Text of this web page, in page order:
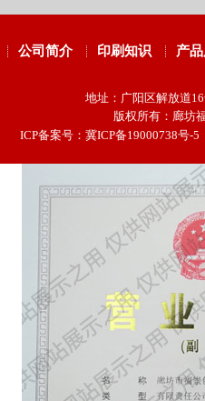
公司简介 印刷知识 产
地址：广阳区解放道
版权所有：廊坊
ICP备案号： 冀ICP备19000738号-5